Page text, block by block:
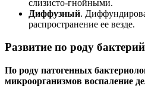
слизисто-гнойными.
Диффузный.
распространение ее везде.
Развитие по роду бактерий
По роду патогенных
микроорганизмов воспаление